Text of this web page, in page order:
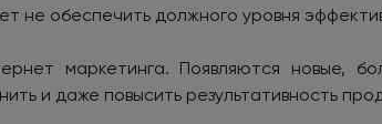
не обеспечить должного уровня
маркетинга. Появляются новые,
и даже повысить результативность